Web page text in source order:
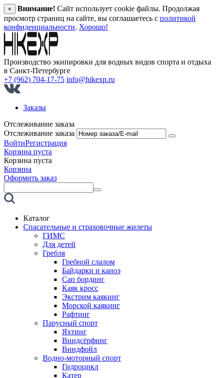
× Внимание! Сайт использует cookie файлы. Продолжая
просмотр страниц на сайте, вы соглашаетесь с политикой
конфиденциальности. Хорошо!
Производство экипировки для водных видов спорта и отдыха
в Санкт‑Петербурге
+7 (962) 704-17-75 info@hikexp.ru
Заказы
Отслеживание заказа
Отслеживание заказа
ВойтиРегистрация
Корзина пуста
Корзина пуста
Корзина
Оформить заказ
Каталог
Спасательные и страховочные жилеты
ГИМС
Для детей
Гребля
Гребной слалом
Байдарки и каноэ
Сап бординг
Каяк кросс
Экстрим каякинг
Морской каякинг
Рафтинг
Парусный спорт
Яхтинг
Виндсёрфинг
Виндфойл
Водно-моторный спорт
Гидроцикл
Катер